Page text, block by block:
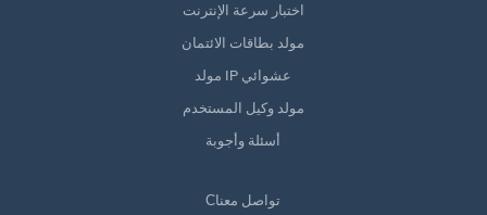
اختبار سرعة الإنترنت
مولد بطاقات الائتمان
مولد IP عشوائي
مولد وكيل المستخدم
أسئلة وأجوبة
Сتواصل معنا